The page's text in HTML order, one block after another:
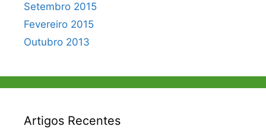
Setembro 2015
Fevereiro 2015
Outubro 2013
Artigos Recentes